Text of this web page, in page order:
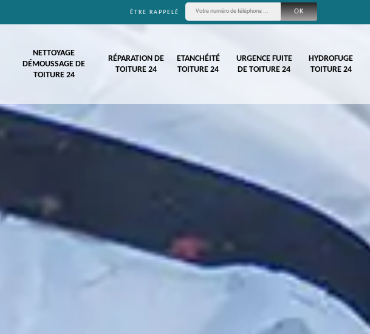
ÊTRE RAPPELÉ
NETTOYAGE
DÉMOUSSAGE DE
TOITURE 24
RÉPARATION DE
TOITURE 24
ETANCHÉITÉ
TOITURE 24
URGENCE FUITE
DE TOITURE 24
HYDROFUGE
TOITURE 24